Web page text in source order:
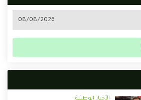
الأخبار الوطنية